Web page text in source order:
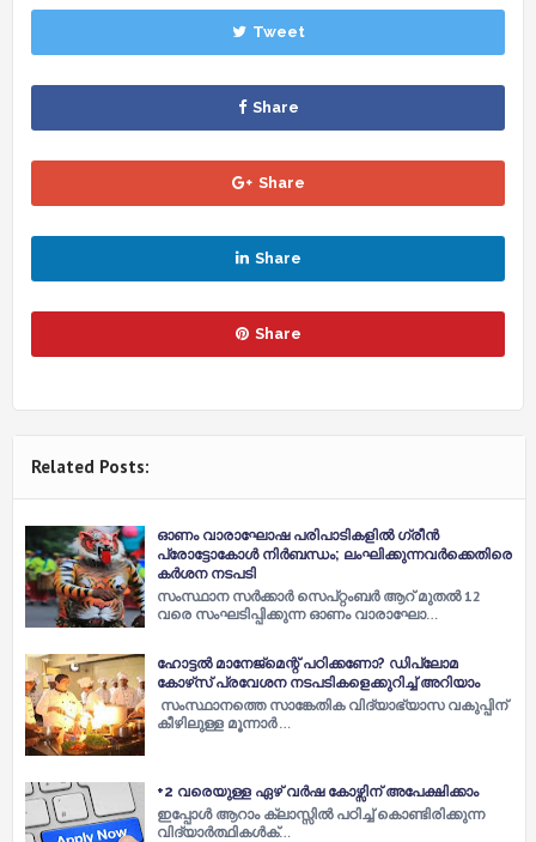
Tweet
Share
Share
Share
Share
Related Posts:
ഓണം വാരാഘോഷ പരിപാടികളിൽ ​ഗ്രീൻ
പ്രോട്ടോകോൾ നിർബന്ധം; ലംഘിക്കുന്നവർക്കെതിരെ
കർശന നടപടി
സംസ്ഥാന സർക്കാർ സെപ്റ്റംബർ ആറ് മുതൽ 12
വരെ സംഘടിപ്പിക്കുന്ന ഓണം വാരാഘോ…
ഹോട്ടല്‍ മാനേജ്‌മെന്റ് പഠിക്കണോ? ഡിപ്ലോമ
കോഴ്‌സ് പ്രവേശന നടപടികളെക്കുറിച്ച് അറിയാം
സംസ്ഥാനത്തെ സാങ്കേതിക വിദ്യാഭ്യാസ വകുപ്പിന്
കീഴിലുള്ള മൂന്നാര്‍ …
+2 വരെയുള്ള ഏഴ് വര്‍ഷ കോഴ്സിന് അപേക്ഷിക്കാം
ഇപ്പോള്‍ ആറാം ക്ലാസ്സില്‍ പഠിച്ച്‌ കൊണ്ടിരിക്കുന്ന
വിദ്യാര്‍ത്ഥികള്‍ക്…